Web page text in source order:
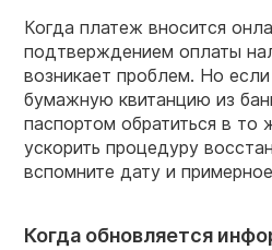
Когда платеж вносится
подтверждением оплаты
возникает проблем. Но
бумажную квитанцию из
паспортом обратиться в то
ускорить процедуру
вспомните дату и
Когда обновляется